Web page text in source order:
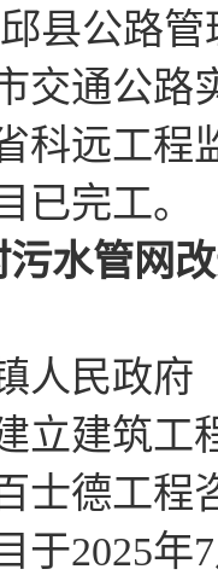
县公路管
交通公路
科远工程
已完工。
污水管网
人民政府
立建筑工
士德工程
于2025年7